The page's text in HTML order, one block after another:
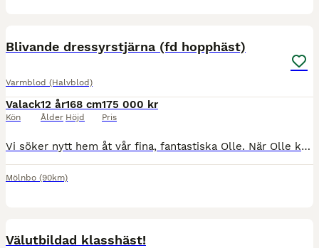
Blivande dressyrstjärna (fd hopphäst)
Varmblod (Halvblod)
Valack
Kön
12 år
Ålder
168 cm
Höjd
175 000 kr
Pris
Vi söker nytt hem åt vår fina, fantastiska Olle. När Olle kom till oss för 1,5 år sedan var planen att han skulle bli vår framtida tävlingshäst, med enorm kapacitet i hoppningen. Livet ville annorlu
Mölnbo (90km)
Välutbildad klasshäst!